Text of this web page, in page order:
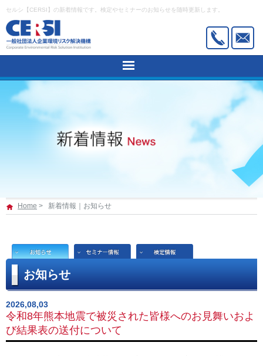
セルシ【CERSI】の新着情報です。検定やセミナーのお知らせを随時更新します。
HOME
建築物石綿含有建材調査者講習
石綿作業主任者技能講習
新着情報
Home > 新着情報｜お知らせ
お知らせ
2026,08,03
令和8年熊本地震で被災された皆様へのお見舞いおよ
び結果表の送付について